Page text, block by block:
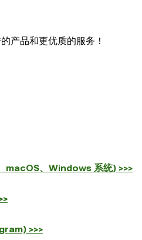
产品和更优质的服务！
macOS、Windows 系统) >>>
>>>